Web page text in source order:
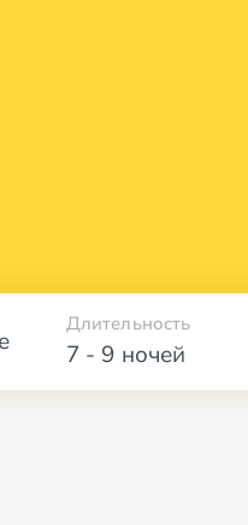
7 - 9 ночей
Длительность